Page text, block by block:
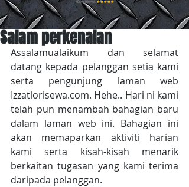
Salam perkenalan
Assalamualaikum dan selamat
datang kepada pelanggan setia kami
serta pengunjung laman web
Izzatlorisewa.com. Hehe.. Hari ni kami
telah pun menambah bahagian baru
dalam laman web ini. Bahagian ini
akan memaparkan aktiviti harian
kami serta kisah-kisah menarik
berkaitan tugasan yang kami terima
daripada pelanggan.